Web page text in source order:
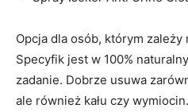
Opcja dla osób, którym
Specyfik jest w 100%
zadanie. Dobrze usuwa
ale również kału czy wymiocin.